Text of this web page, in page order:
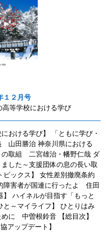
１２月号
高等学校における学び
おける学び】 「ともに学び・
山田勝治 神奈川県における
の取組 二宮雄治・幡野仁哉 ダ
した～支援団体の息の長い取
ックス】 女性差別撤廃条約
害者が国連に行ったよ 住田
ハイネルが目指す「もっと
～マイライフ】 ひとりはみ
に 中曽根鈴音 【総目次】
アップデート】